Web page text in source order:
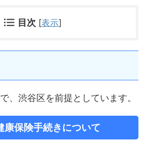
目次 [表示]
、渋谷区を前提としています。
康保険手続きについて